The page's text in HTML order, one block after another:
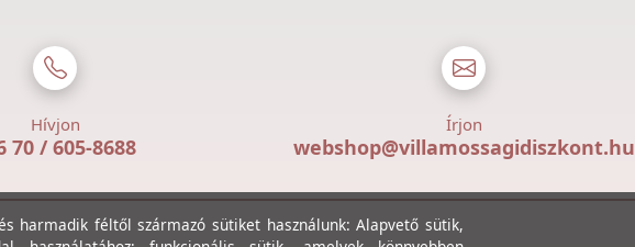
Hívjon
70 / 605-8688
Írjon
webshop@villamossagidiszkont.hu
harmadik féltől származó sütiket használunk: Alapvető sütik,